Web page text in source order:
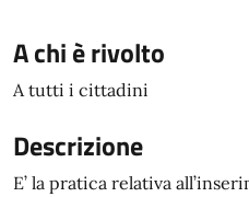
A chi è rivolto
A tutti i cittadini
Descrizione
E’ la pratica relativa